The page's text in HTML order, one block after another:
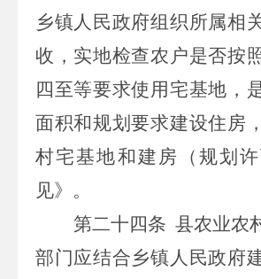
乡镇人民政府组织所属相
收，实地检查农户是否按
四至等要求使用宅基地，
面积和规划要求建设住房
村宅基地和建房（规划
见》。
第二十四条 县农业农
部门应结合乡镇人民政府